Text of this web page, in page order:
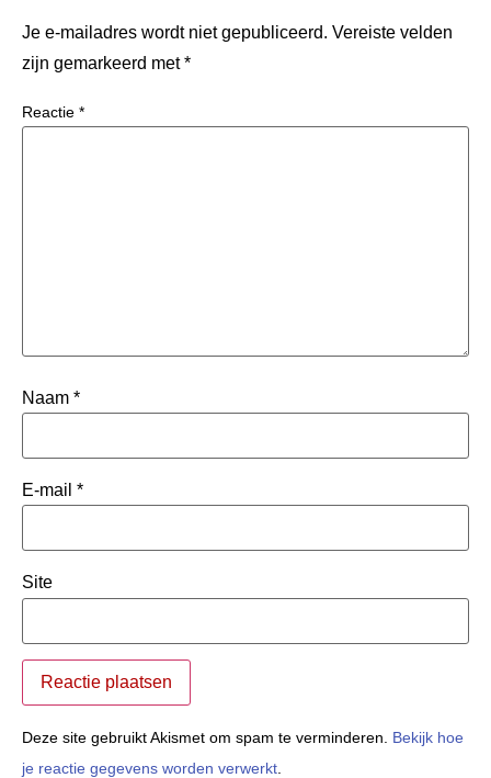
Je e-mailadres wordt niet gepubliceerd. Vereiste velden
zijn gemarkeerd met*
Reactie *
Naam *
E-mail *
Site
Deze site gebruikt Akismet om spam te verminderen. Bekijk hoe
je reactie gegevens worden verwerkt